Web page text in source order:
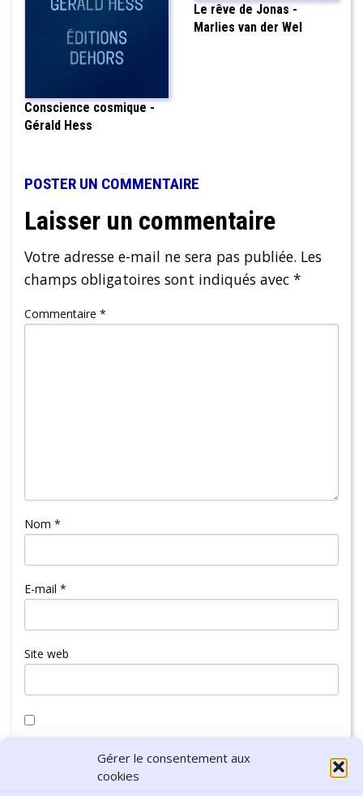
Gérer le consentement aux
cookies
Conscience cosmique -
Gérald Hess
Le rêve de Jonas -
Marlies van der Wel
POSTER UN COMMENTAIRE
Laisser un commentaire
Votre adresse e-mail ne sera pas publiée. Les
champs obligatoires sont indiqués avec *
Commentaire *
Nom *
E-mail *
Site web
navigateur pour mon prochain commentaire.